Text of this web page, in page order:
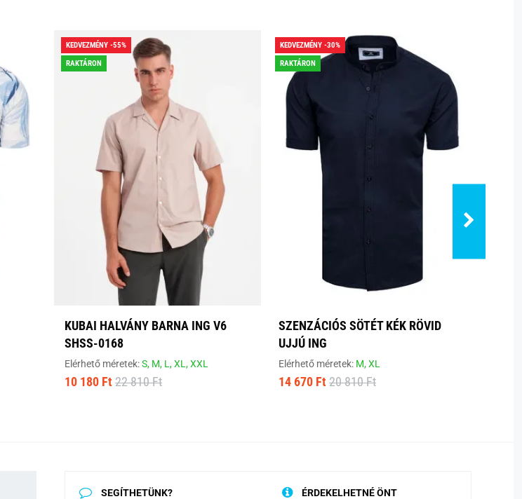
KEDVEZMÉNY -55%
RAKTÁRON
KUBAI HALVÁNY BARNA ING V6
SHSS-0168
Elérhető méretek:S, M, L,XL,XXL
10 180 Ft 22 810 Ft
KEDVEZMÉNY -30%
RAKTÁRON
SZENZÁCIÓS SÖTÉT KÉK RÖVID
UJJÚ ING
Elérhető méretek: M,XL
14 670 Ft 20 810 Ft
SEGÍTHETÜNK? ÉRDEKELHETNÉ ÖNT